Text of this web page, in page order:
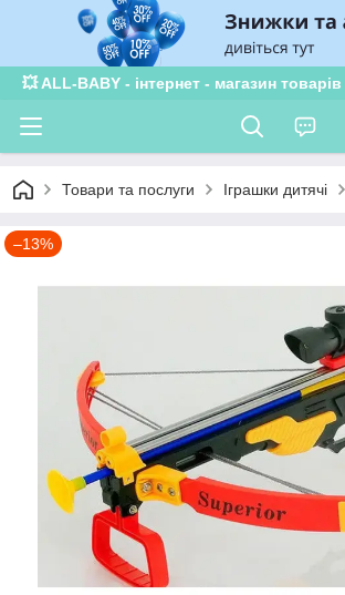
💥 ALL-BABY - інтернет - магазин
Товари та послуги Іграшки дитячі
–13%